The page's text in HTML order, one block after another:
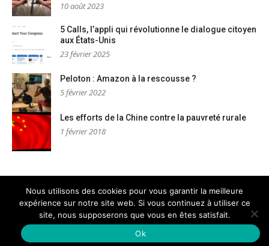
10 août 2023
5 Calls, l’appli qui révolutionne le dialogue citoyen
aux États-Unis
23 février 2025
Peloton : Amazon à la rescousse ?
5 février 2022
Les efforts de la Chine contre la pauvreté rurale
1 février 2018
Mentions légales
Nous contacter
Copyright © AM Dignités - L'info sociale, solidaire et engagée–
Thème Glob parFameThemes
Nous utilisons des cookies pour vous garantir la meilleure
expérience sur notre site web. Si vous continuez à utiliser ce
site, nous supposerons que vous en êtes satisfait.
Ok